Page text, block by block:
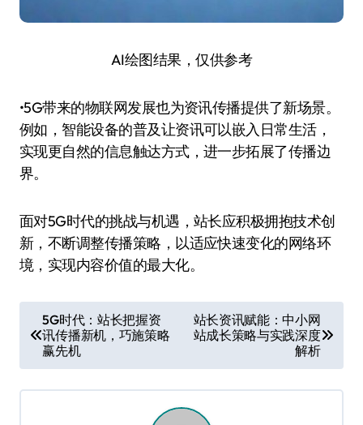
AI绘图结果，仅供参考
•5G带来的物联网发展也为资讯传播提供了新场景。
例如，智能设备的普及让资讯可以嵌入日常生活，
实现更自然的信息触达方式，进一步拓展了传播边
界。
面对5G时代的挑战与机遇，站长应积极拥抱技术创
新，不断调整传播策略，以适应快速变化的网络环
境，实现内容价值的最大化。
章
导
航
5G时代：站长把握资
讯传播新机，巧施策略
赢先机
站长资讯赋能：中小网
站成长策略与实践深度
解析